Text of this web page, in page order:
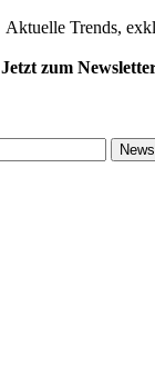
Aktuelle Trends,
Jetzt zum